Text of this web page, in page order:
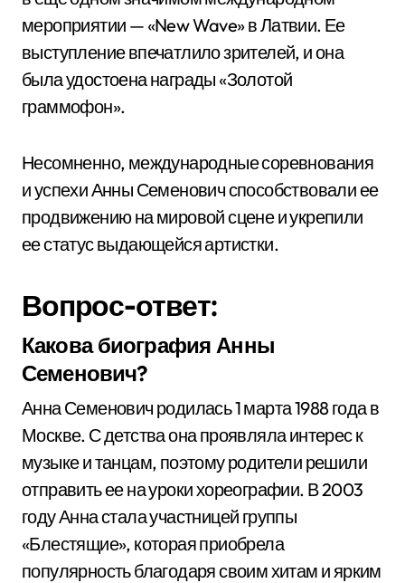
мероприятии — «New Wave» в Латвии. Ее
выступление впечатлило зрителей, и она
была удостоена награды «Золотой
граммофон».
Несомненно, международные соревнования
и успехи Анны Семенович способствовали ее
продвижению на мировой сцене и укрепили
ее статус выдающейся артистки.
Вопрос-ответ:
Какова биография Анны
Семенович?
Анна Семенович родилась 1 марта 1988 года в
Москве. С детства она проявляла интерес к
музыке и танцам, поэтому родители решили
отправить ее на уроки хореографии. В 2003
году Анна стала участницей группы
«Блестящие», которая приобрела
популярность благодаря своим хитам и ярким